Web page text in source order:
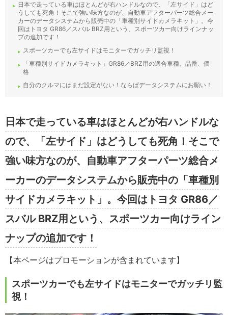
日本で走っている車はほとんどが右ハンドルなので、「左サイド」はど
うしても死角！そこで強い味方なのが、自動車アフターパーツ総合メー
カーのデータシステムから販売中の「車種別サイドカメラキット」。今
回はトヨタ GR86／スバル BRZ用という、スポーツカー向けラインナッ
プの追加です！
スポーツカーでも左サイドはモニターでガッチリ監視！
「車種別サイドカメラキット」GR86／BRZ用の適合車種、品番、価
格
自分のクルマにはまだ設定がない！ならばデータシステムにお願い！
日本で走っている車はほとんどが右ハンドルな
ので、「左サイド」はどうしても死角！そこで
強い味方なのが、自動車アフターパーツ総合メ
ーカーのデータシステムから販売中の「車種別
サイドカメラキット」。今回はトヨタ GR86／
スバル BRZ用という、スポーツカー向けライン
ナップの追加です！
【本ページはプロモーションが含まれています】
スポーツカーでも左サイドはモニターでガッチリ監
視！